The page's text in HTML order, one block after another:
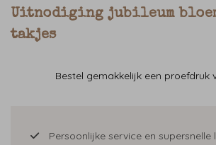
Uitnodiging jubileum
takjes
Bestel gemakkelijk een proefdruk
Persoonlijke service en supersnelle